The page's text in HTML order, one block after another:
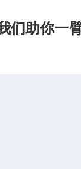
们助你一